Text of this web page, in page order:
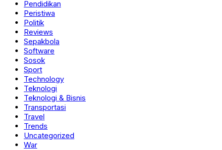
Pendidikan
Peristiwa
Politik
Reviews
Sepakbola
Software
Sosok
Sport
Technology
Teknologi
Teknologi & Bisnis
Transportasi
Travel
Trends
Uncategorized
War